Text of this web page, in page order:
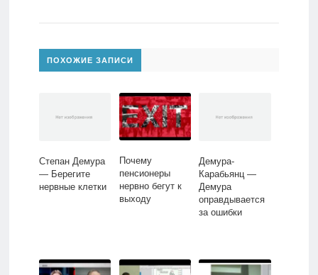
ПОХОЖИЕ ЗАПИСИ
Степан Демура
— Берегите
нервные клетки
Почему
пенсионеры
нервно бегут к
выходу
Демура-
Карабьянц —
Демура
оправдывается
за ошибки